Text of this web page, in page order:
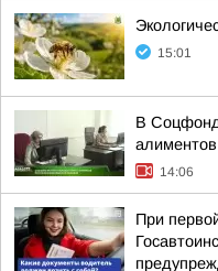
15:01
В
14:06
При